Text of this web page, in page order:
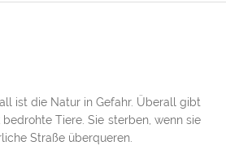
ist die Natur in Gefahr. Überall gibt
Tiere. Sie sterben, wenn sie
Straße überqueren.